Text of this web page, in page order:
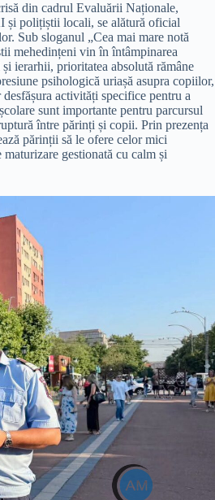
din cadrul Evaluării Naționale,
și polițiștii locali, se alătură oficial
Sub sloganul „Cea mai mare notă
mehedințeni vin în întâmpinarea
ierarhii, prioritatea absolută rămâne
psihologică uriașă asupra copiilor,
activități specifice pentru a
sunt importante pentru parcursul
între părinți și copii. Prin prezența
părinții să le ofere celor mici
gestionată cu calm și